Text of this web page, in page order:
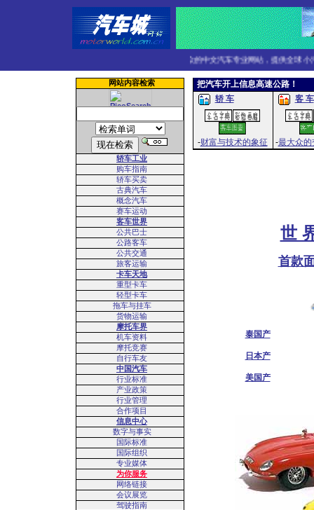
面向大众的中文汽车专业网站，提供全球小汽
网站内容检索
轿车工业
购车指南
轿车买卖
古典汽车
概念汽车
赛车运动
客车世界
公共巴士
公路客车
公共交通
旅客运输
卡车天地
重型卡车
轻型卡车
拖车与挂车
货物运输
摩托车界
机车资料
摩托竞赛
自行车友
中国汽车
行业标准
产业政策
行业管理
合作项目
信息中心
数字与事实
国际标准
国际组织
专业媒体
为你服务
网络链接
会议展览
驾驶指南
把汽车开上信息高速公路！
轿 车
客 车
-财富与技术的象征 -最大众的
世
首款
泰国产
日本产
美国产